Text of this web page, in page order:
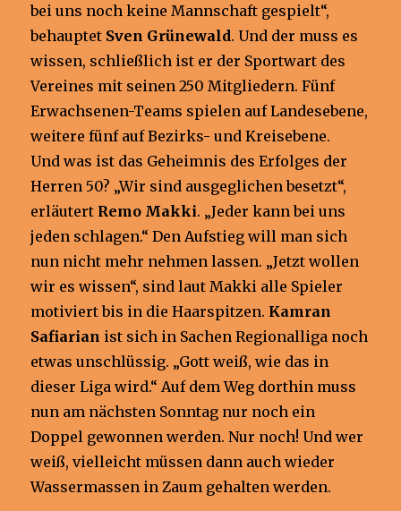
bei uns noch keine Mannschaft gespielt“,
behauptet Sven Grünewald. Und der muss es
wissen, schließlich ist er der Sportwart des
Vereines mit seinen 250 Mitgliedern. Fünf
Erwachsenen-Teams spielen auf Landesebene,
weitere fünf auf Bezirks- und Kreisebene.
Und was ist das Geheimnis des Erfolges der
Herren 50? „Wir sind ausgeglichen besetzt“,
erläutert Remo Makki. „Jeder kann bei uns
jeden schlagen.“ Den Aufstieg will man sich
nun nicht mehr nehmen lassen. „Jetzt wollen
wir es wissen“, sind laut Makki alle Spieler
motiviert bis in die Haarspitzen. Kamran
Safiarian ist sich in Sachen Regionalliga noch
etwas unschlüssig. „Gott weiß, wie das in
dieser Liga wird.“ Auf dem Weg dorthin muss
nun am nächsten Sonntag nur noch ein
Doppel gewonnen werden. Nur noch! Und wer
weiß, vielleicht müssen dann auch wieder
Wassermassen in Zaum gehalten werden.